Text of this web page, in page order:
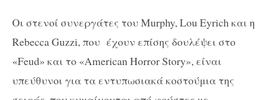
Οι στενοί συνεργάτες του Murphy, Lou Eyrich και η
Rebecca Guzzi, που έχουν επίσης δουλέψει στο
«Feud» και το «American Horror Story», είναι
υπεύθυνοι για τα εντυπωσιακά κοστούμια της